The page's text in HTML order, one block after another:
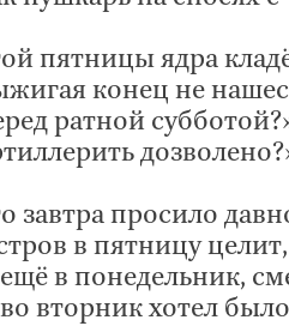
пятницы ядра
конец не
ратной
завтра просило
в пятницу
в понедельник,
вторник хотел